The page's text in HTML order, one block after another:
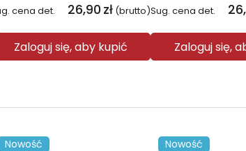
cena det. 26,90 zł (brutto)
Zaloguj się, aby kupić
Sug. cena det.
Zaloguj się,
Nowość Nowość